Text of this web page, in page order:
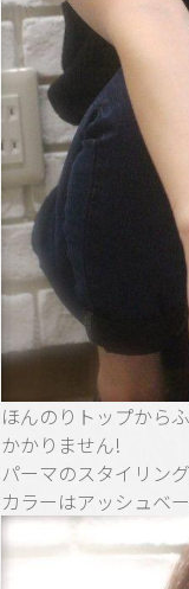
ほんのりトップから
かかりません!
パーマのスタイリン
カラーはアッシュベ